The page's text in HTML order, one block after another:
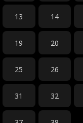
13 14
19 20
25 26
31 32